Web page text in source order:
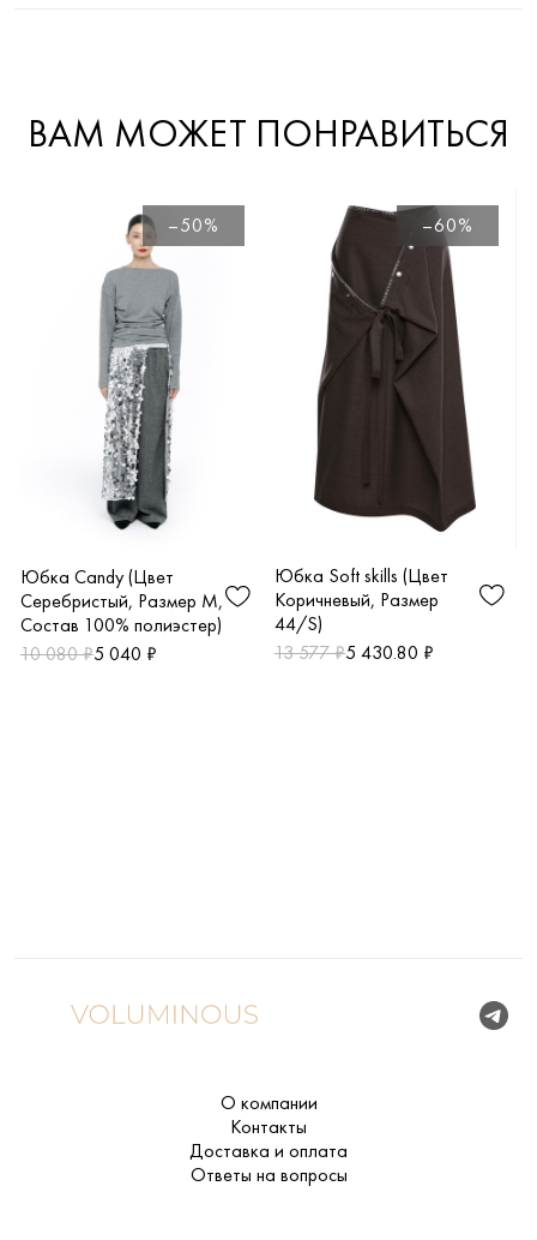
ВАМ МОЖЕТ ПОНРАВИТЬСЯ
–50%
Юбка Candy (Цвет
Серебристый, Размер M,
Состав 100% полиэстер)
10 080 ₽5 040 ₽
–60%
Юбка Soft skills (Цвет
Коричневый, Размер
44/S)
13 577 ₽5 430.80 ₽
О компании
Контакты
Доставка и оплата
Ответы на вопросы